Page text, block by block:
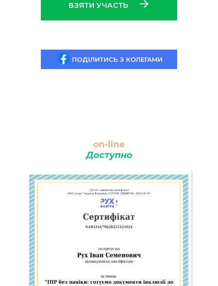
ВЗЯТИ УЧАСТЬ
ПОДІЛИТИСЬ З КОЛЕГАМИ
on-line
Доступно